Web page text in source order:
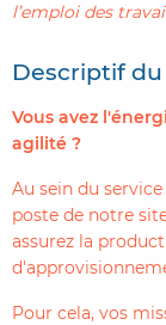
l’emploi des
Descriptif
Vous avez
agilité ?
Au sein du
poste de notre
assurez la
Pour cela, vos